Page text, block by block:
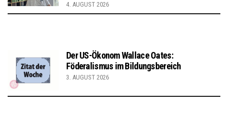
4. AUGUST 2026
Der US-Ökonom Wallace Oates:
Föderalismus im Bildungsbereich
3. AUGUST 2026